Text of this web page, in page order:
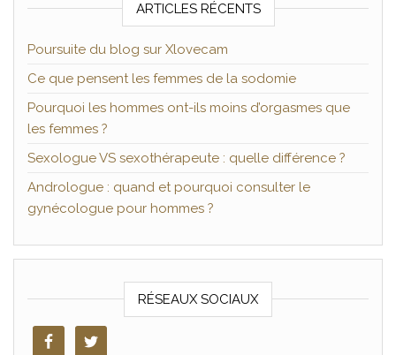
ARTICLES RÉCENTS
Poursuite du blog sur Xlovecam
Ce que pensent les femmes de la sodomie
Pourquoi les hommes ont-ils moins d’orgasmes que
les femmes ?
Sexologue VS sexothérapeute : quelle différence ?
Andrologue : quand et pourquoi consulter le
gynécologue pour hommes ?
RÉSEAUX SOCIAUX